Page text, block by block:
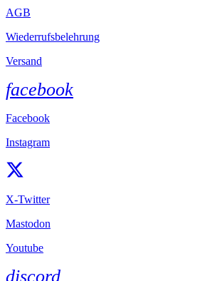
AGB
Wiederrufsbelehrung
Versand
facebook
Facebook
Instagram
X-Twitter
Mastodon
Youtube
discord